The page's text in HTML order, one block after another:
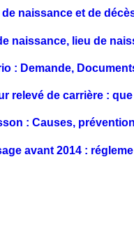
naissance et de
naissance, lieu de
: Demande,
relevé de carrière :
: Causes,
avant 2014 :